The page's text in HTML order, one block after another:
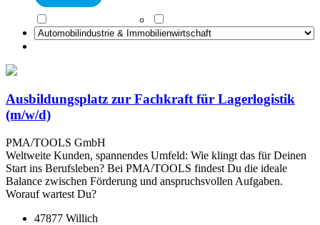
Ausbildungsplatz zur Fachkraft für Lagerlogistik
(m/w/d)
PMA/TOOLS GmbH
Weltweite Kunden, spannendes Umfeld: Wie klingt das für Deinen
Start ins Berufsleben? Bei PMA/TOOLS findest Du die ideale
Balance zwischen Förderung und anspruchsvollen Aufgaben.
Worauf wartest Du?
47877 Willich